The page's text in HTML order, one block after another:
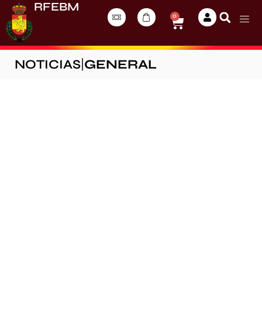
RFEBM
0
NOTICIAS GENERAL